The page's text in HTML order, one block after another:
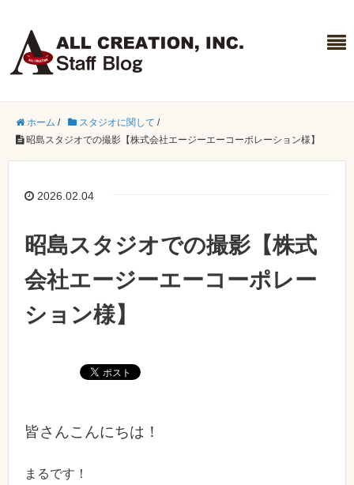
ホーム / スタジオに関して /
昭島スタジオでの撮影【株式会社エージーエーコーポレーション様】
2026.02.04
昭島スタジオでの撮影【株式
会社エージーエーコーポレー
ション様】
皆さんこんにちは！
まるです！